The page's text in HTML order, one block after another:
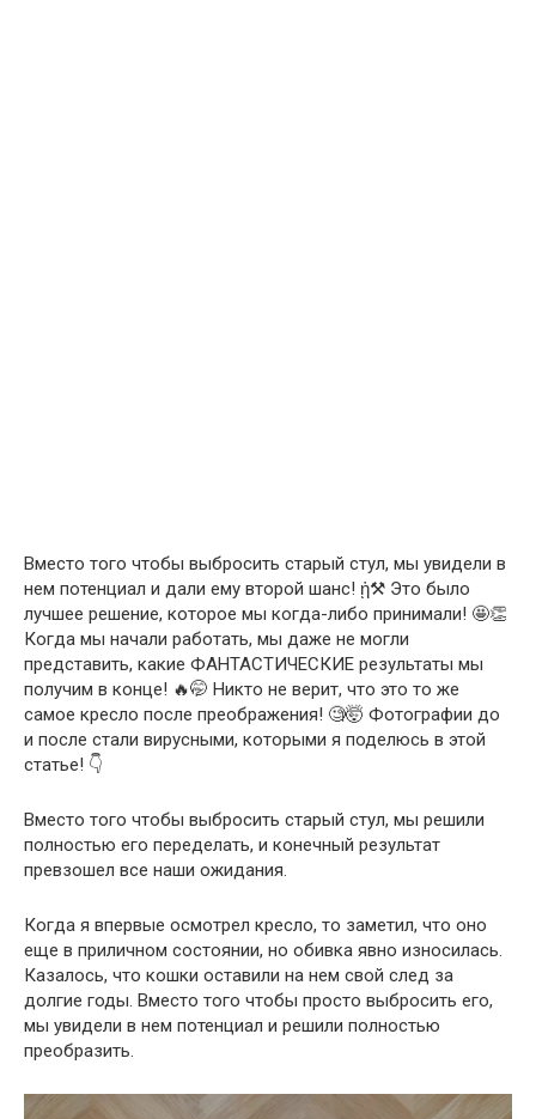
Вместо того чтобы выбросить старый стул, мы увидели в
нем потенциал и дали ему второй шанс! ᾑ⚒️ Это было
лучшее решение, которое мы когда-либо принимали! 🤩👏
Когда мы начали работать, мы даже не могли
представить, какие ФАНТАСТИЧЕСКИЕ результаты мы
получим в конце! 🔥🤭 Никто не верит, что это то же
самое кресло после преображения! 🧐🤯 Фотографии до
и после стали вирусными, которыми я поделюсь в этой
статье! 👇
Вместо того чтобы выбросить старый стул, мы решили
полностью его переделать, и конечный результат
превзошел все наши ожидания.
Когда я впервые осмотрел кресло, то заметил, что оно
еще в приличном состоянии, но обивка явно износилась.
Казалось, что кошки оставили на нем свой след за
долгие годы. Вместо того чтобы просто выбросить его,
мы увидели в нем потенциал и решили полностью
преобразить.